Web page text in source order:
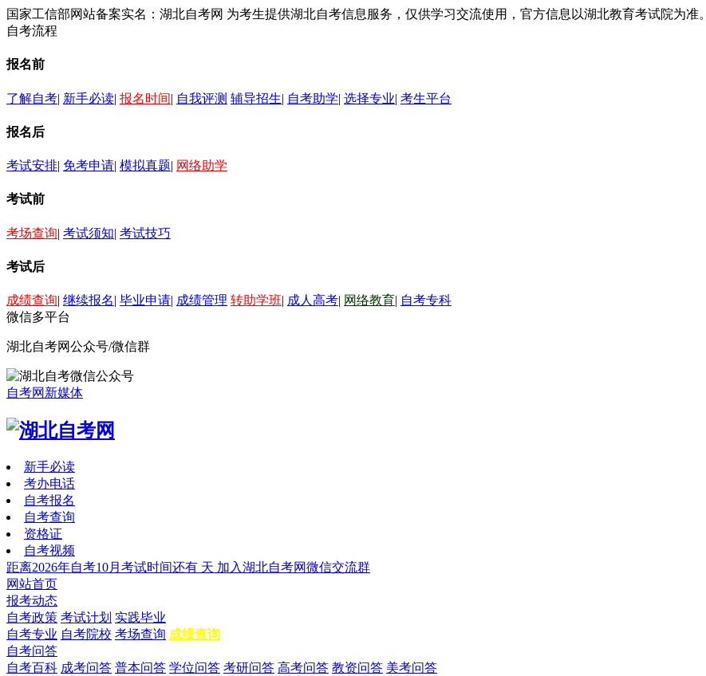
国家工信部网站备案实名：湖北自考网 为考生提供湖北自考信息服务，仅供学习交流使用，官方信息以湖北教育考试院为准。
自考流程
报名前
了解自考| 新手必读| 报名时间| 自我评测 辅导招生| 自考助学| 选择专业| 考生平台
报名后
考试安排| 免考申请| 模拟真题| 网络助学
考试前
考场查询| 考试须知| 考试技巧
考试后
成绩查询| 继续报名| 毕业申请| 成绩管理 转助学班| 成人高考| 网络教育| 自考专科
微信多平台
湖北自考网公众号/微信群
自考网新媒体
新手必读
考办电话
自考报名
自考查询
资格证
自考视频
距离2026年自考10月考试时间还有 天 加入湖北自考网微信交流群
网站首页
报考动态
自考政策 考试计划 实践毕业
自考专业 自考院校 考场查询 成绩查询
自考问答
自考百科 成考问答 普本问答 学位问答 考研问答 高考问答 教资问答 美考问答